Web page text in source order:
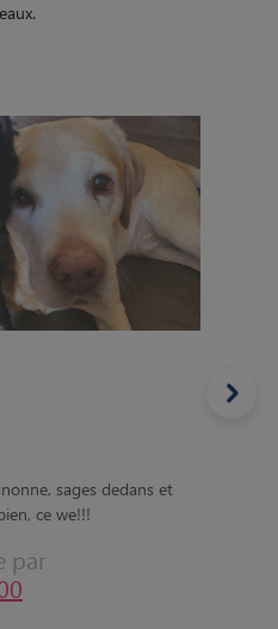
sages dedans et
ce we!!!
par